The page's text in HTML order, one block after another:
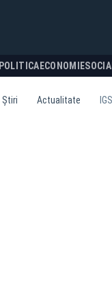
POLITICA ECONOMIE
Știri Actualitate